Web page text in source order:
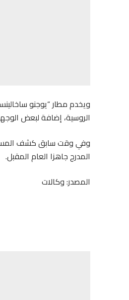
ويخدم مطار “يوجنو
الروسية، إضافة لبعض
وفي وقت سابق كشف
المدرج جاهزا العام المقبل.
المصدر: وكالات